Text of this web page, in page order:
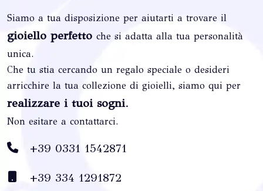
Siamo a tua disposizione per aiutarti a trovare il
gioiello perfetto che si adatta alla tua personalità
unica.
Che tu stia cercando un regalo speciale o desideri
arricchire la tua collezione di gioielli, siamo qui per
realizzare i tuoi sogni.
Non esitare a contattarci.
+39 0331 1542871
+39 334 1291872